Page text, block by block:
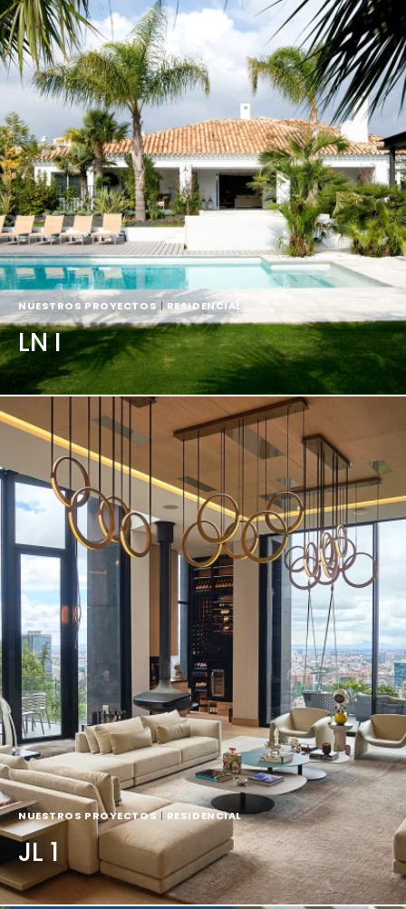
NUESTROS PROYECTOS |RESIDENCIAL
LN I
NUESTROS PROYECTOS | RESIDENCIAL
JL 1